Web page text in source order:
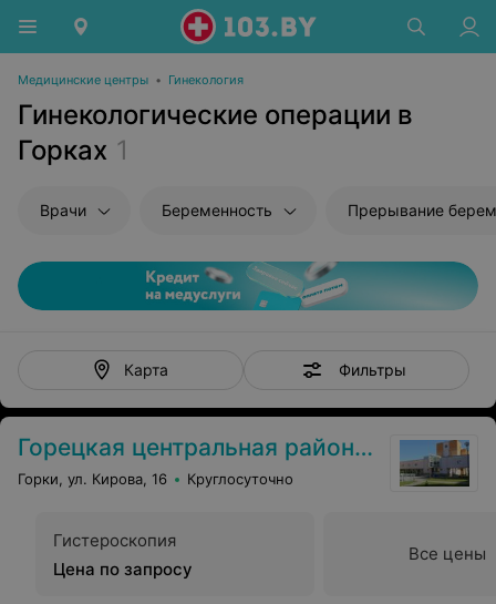
Медицинские центры • Гинекология
Гинекологические операции в
Горках 1
Врачи Беременность Прерывание
Карта Фильтры
Горецкая центральная районная больница
Горки, ул. Кирова, 16 Круглосуточно
Гистероскопия
Цена по запросу
Все цены